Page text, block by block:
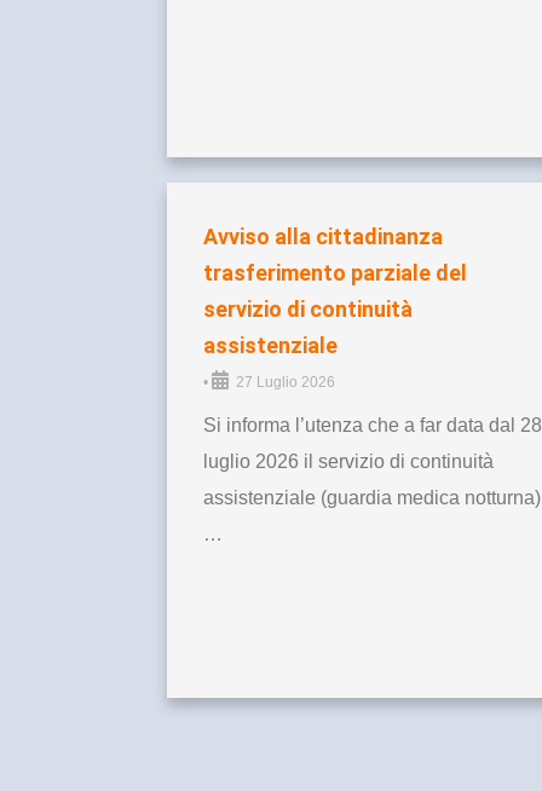
Avviso alla cittadinanza
trasferimento parziale del
servizio di continuità
assistenziale
• 27 Luglio 2026
Si informa l’utenza che a far data dal 28
luglio 2026 il servizio di continuità
assistenziale (guardia medica notturna)
…